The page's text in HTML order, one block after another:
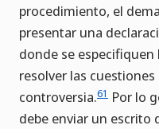
procedimiento, el
presentar una
donde se
resolver las
controversia.61 Por lo
debe enviar un escrito